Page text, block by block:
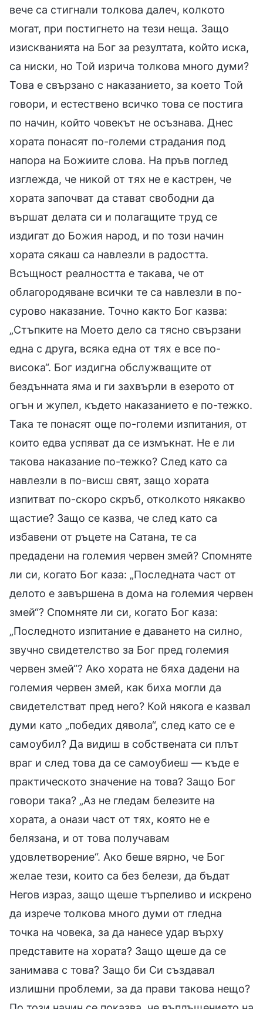
вече са стигнали толкова далеч, колкото
могат, при постигнето на тези неща. Защо
изискванията на Бог за резултата, който иска,
са ниски, но Той изрича толкова много думи?
Това е свързано с наказанието, за което Той
говори, и естествено всичко това се постига
по начин, който човекът не осъзнава. Днес
хората понасят по-големи страдания под
напора на Божиите слова. На пръв поглед
изглежда, че никой от тях не е кастрен, че
хората започват да стават свободни да
вършат делата си и полагащите труд се
издигат до Божия народ, и по този начин
хората сякаш са навлезли в радостта.
Всъщност реалността е такава, че от
облагородяване всички те са навлезли в по-
сурово наказание. Точно както Бог казва:
„Стъпките на Моето дело са тясно свързани
една с друга, всяка една от тях е все по-
висока“. Бог издигна обслужващите от
бездънната яма и ги захвърли в езерото от
огън и жупел, където наказанието е по-тежко.
Така те понасят още по-големи изпитания, от
които едва успяват да се измъкнат. Не е ли
такова наказание по-тежко? След като са
навлезли в по-висш свят, защо хората
изпитват по-скоро скръб, отколкото някакво
щастие? Защо се казва, че след като са
избавени от ръцете на Сатана, те са
предадени на големия червен змей? Спомняте
ли си, когато Бог каза: „Последната част от
делото е завършена в дома на големия червен
змей“? Спомняте ли си, когато Бог каза:
„Последното изпитание е даването на силно,
звучно свидетелство за Бог пред големия
червен змей“? Ако хората не бяха дадени на
големия червен змей, как биха могли да
свидетелстват пред него? Кой някога е казвал
думи като „победих дявола“, след като се е
самоубил? Да видиш в собствената си плът
враг и след това да се самоубиеш — къде е
практическото значение на това? Защо Бог
говори така? „Аз не гледам белезите на
хората, а онази част от тях, която не е
белязана, и от това получавам
удовлетворение“. Ако беше вярно, че Бог
желае тези, които са без белези, да бъдат
Негов израз, защо щеше търпеливо и искрено
да изрече толкова много думи от гледна
точка на човека, за да нанесе удар върху
представите на хората? Защо щеше да се
занимава с това? Защо би Си създавал
излишни проблеми, за да прави такова нещо?